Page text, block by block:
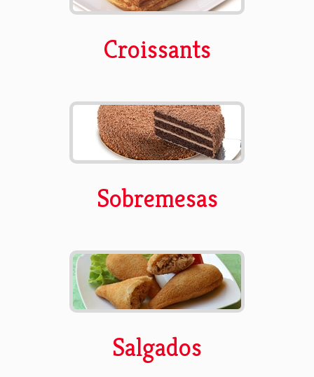
Croissants
Sobremesas
Salgados